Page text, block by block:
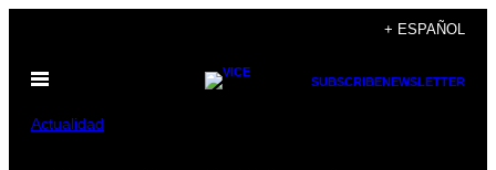
contenido
+ ESPAÑOL
Abrir
SUBSCRIBENEWSLETTER
Actualidad